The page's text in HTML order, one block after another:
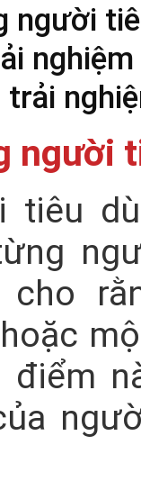
người
nghiệm
người
tiêu
điểm